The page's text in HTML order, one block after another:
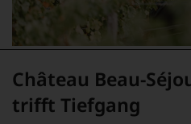
Château Beau-
trifft Tiefgang